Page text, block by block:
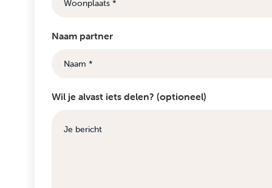
Naam partner
Wil je alvast iets delen? (optioneel)